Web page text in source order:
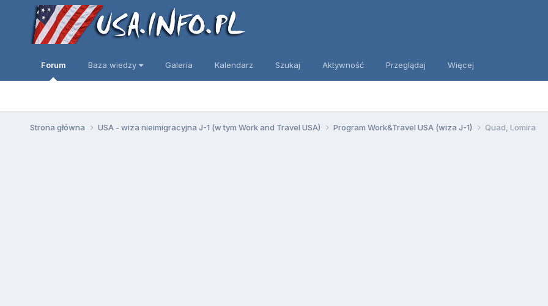
Forum Baza wiedzy Galeria Kalendarz Szukaj Aktywność Przeglądaj Więcej
Strona główna USA - wiza nieimigracyjna J-1 (w tym Work and Travel USA) Program Work&Travel USA (wiza J-1) Quad, Lomira